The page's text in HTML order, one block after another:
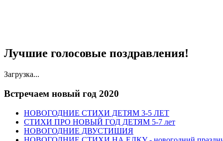
Лучшие голосовые поздравления!
Загрузка...
Встречаем новый год 2020
НОВОГОДНИЕ СТИХИ ДЕТЯМ 3-5 ЛЕТ
СТИХИ ПРО НОВЫЙ ГОД ДЕТЯМ 5-7 лет
НОВОГОДНИЕ ДВУСТИШИЯ